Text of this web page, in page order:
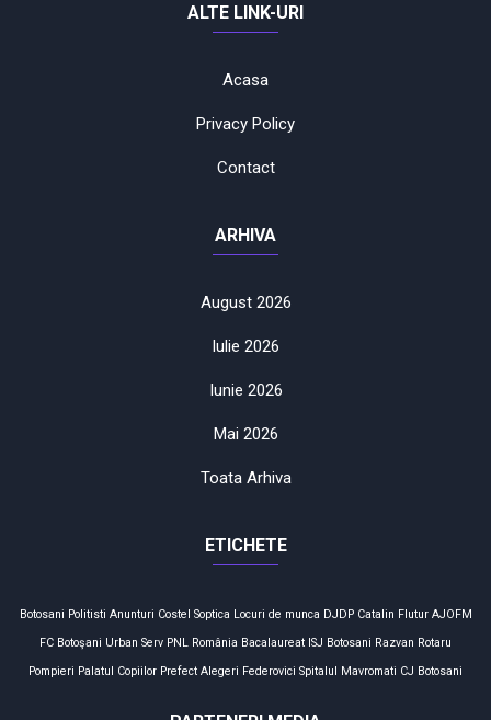
ALTE LINK-URI
Acasa
Privacy Policy
Contact
ARHIVA
August 2026
Iulie 2026
Iunie 2026
Mai 2026
Toata Arhiva
ETICHETE
Botosani Politisti Anunturi Costel Soptica Locuri de munca DJDP Catalin Flutur AJOFM
FC Botoşani Urban Serv PNL România Bacalaureat ISJ Botosani Razvan Rotaru
Pompieri Palatul Copiilor Prefect Alegeri Federovici Spitalul Mavromati CJ Botosani